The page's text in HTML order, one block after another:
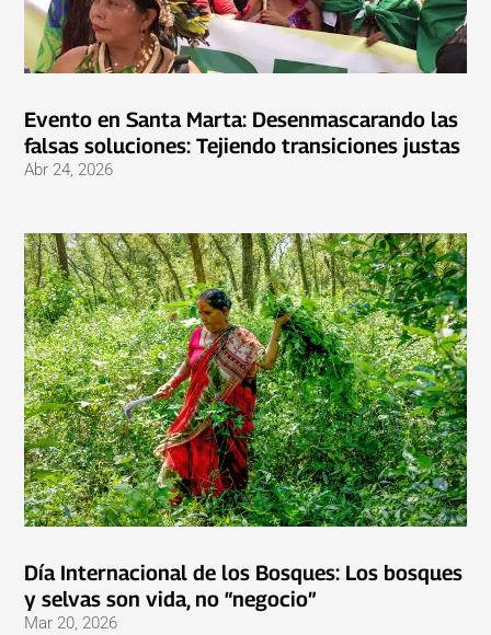
Evento en Santa Marta: Desenmascarando las
falsas soluciones: Tejiendo transiciones justas
Abr 24, 2026
Día Internacional de los Bosques: Los bosques
y selvas son vida, no “negocio”
Mar 20, 2026